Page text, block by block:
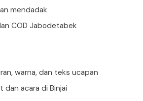
mendadak
COD Jabodetabek
warna, dan teks ucapan
acara di Binjai